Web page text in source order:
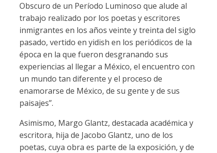
Obscuro de un Período Luminoso que alude al
trabajo realizado por los poetas y escritores
inmigrantes en los años veinte y treinta del siglo
pasado, vertido en yidish en los periódicos de la
época en la que fueron desgranando sus
experiencias al llegar a México, el encuentro con
un mundo tan diferente y el proceso de
enamorarse de México, de su gente y de sus
paisajes”.
Asimismo, Margo Glantz, destacada académica y
escritora, hija de Jacobo Glantz, uno de los
poetas, cuya obra es parte de la exposición, y de